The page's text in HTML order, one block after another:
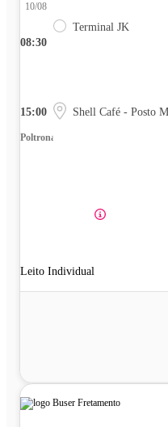
08:30
10/08
Terminal JK
15:00 Shell Café - Posto
Poltrona
Leito Individual